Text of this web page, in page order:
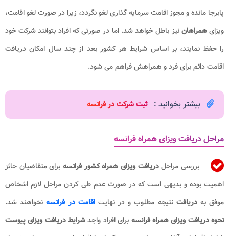
پابرجا مانده و مجوز اقامت سرمایه گذاری لغو نگردد، زیرا در صورت لغو اقامت،
ویزایهمراهاننیز باطل خواهد شد. اما در صورتی که افراد بتوانند شرکت خود
را حفظ نمایند، بر اساس شرایط هر کشور بعد از چند سال امکان دریافت
اقامت دائم برای فرد و همراهش فراهم می شود.
بیشتر بخوانید : ثبت شرکت در فرانسه​
مراحل دریافت ویزای همراه فرانسه
بررسی مراحلدریافت ویزای همراه کشور فرانسه برای متقاضیان حائز
اهمیت بوده و بدیهی است که در صورت عدم طی کردن مراحل لازم اشخاص
موفق بهدریافتنتیجه مطلوب و در نهایتاقامت در فرانسهنخواهند شد.
نحوه دریافت ویزای همراه فرانسه برای افراد واجدشرایط دریافت ویزای پیوست